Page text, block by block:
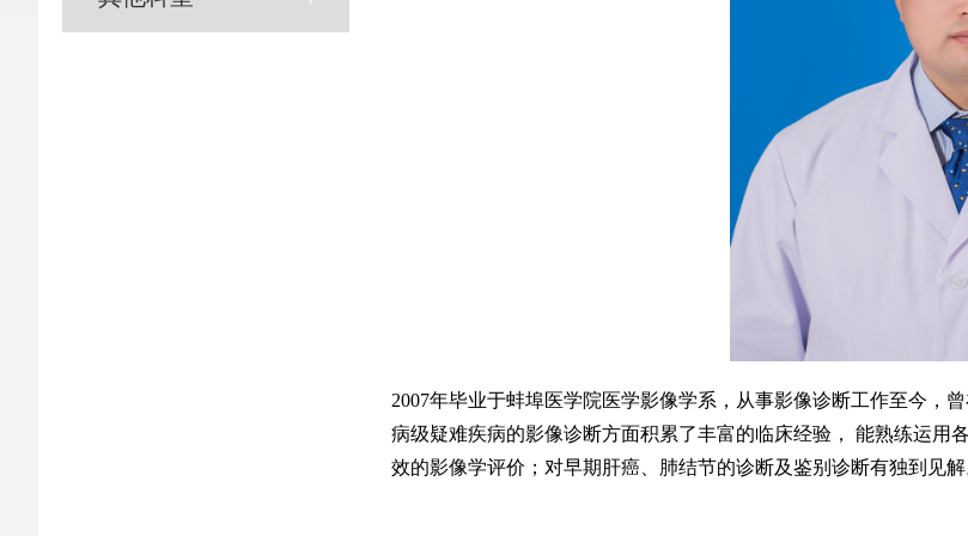
2007年毕业于蚌埠医学院医学影像学系，从事影像诊断工作至今，
病级疑难疾病的影像诊断方面积累了丰富的临床经验， 能熟练运用
效的影像学评价；对早期肝癌、肺结节的诊断及鉴别诊断有独到见解